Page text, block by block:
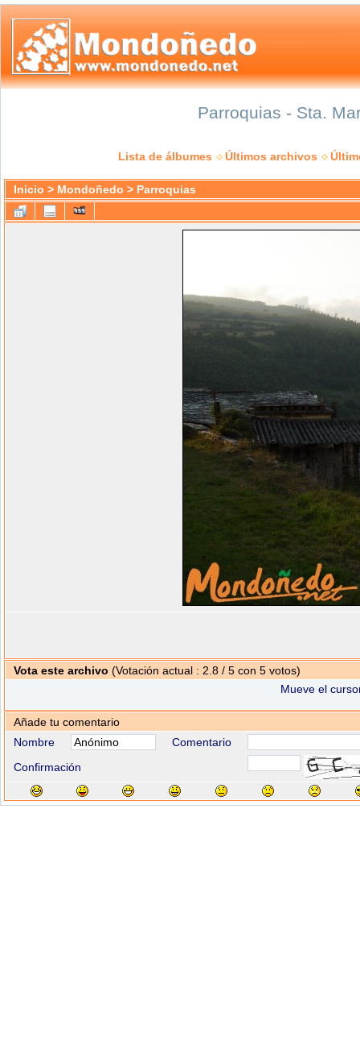
Parroquias - Sta.
Lista de álbumes Últimos archivos
Inicio > Mondoñedo > Parroquias
Vota este archivo (Votación actual : 2.8 / 5 con 5 votos)
Mueve el
Añade tu comentario
Nombre
Comentario
Confirmación